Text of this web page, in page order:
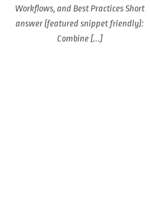
Workflows, and Best Practices Short
answer (featured snippet friendly):
Combine [...]